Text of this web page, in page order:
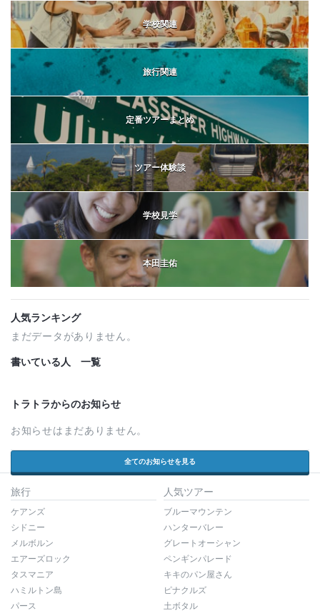
学校関連
旅行関連
定番ツアーまとめ
ツアー体験談
学校見学
本田圭佑
人気ランキング
まだデータがありません。
書いている人 一覧
トラトラからのお知らせ
お知らせはまだありません。
全てのお知らせを見る
旅行
ケアンズ
シドニー
メルボルン
エアーズロック
タスマニア
ハミルトン島
パース
人気ツアー
ブルーマウンテン
ハンターバレー
グレートオーシャン
ペンギンパレード
キキのパン屋さん
ピナクルズ
土ボタル